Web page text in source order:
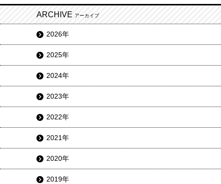
ARCHIVE アーカイブ
2026年
2025年
2024年
2023年
2022年
2021年
2020年
2019年